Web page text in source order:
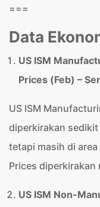
===
Data
US ISM
Prices (Feb) –
US ISM
diperkirakan
tetapi masih di
Prices diperkirakan
US ISM Non-